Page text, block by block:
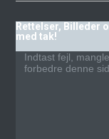
Rettelser, Billeder
med tak!